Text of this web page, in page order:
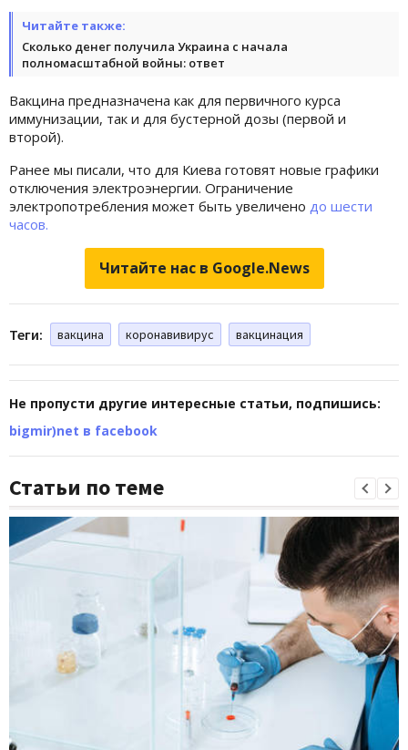
Читайте также:
Сколько денег получила Украина с начала
полномасштабной войны: ответ
Вакцина предназначена как для первичного курса
иммунизации, так и для бустерной дозы (первой и
второй).
Ранее мы писали, что для Киева готовят новые графики
отключения электроэнергии. Ограничение
электропотребления может быть увеличено до шести
часов.
Читайте нас в Google.News
Теги: вакцина коронавивирус вакцинация
Не пропусти другие интересные статьи, подпишись:
bigmir)net в facebook
Статьи по теме